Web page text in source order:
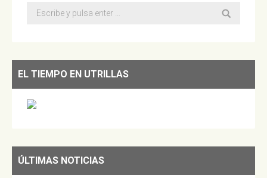
Buscar:
EL TIEMPO EN UTRILLAS
ÚLTIMAS NOTICIAS